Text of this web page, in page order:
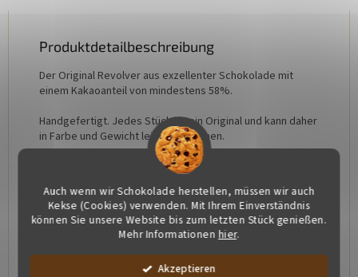
Auch wenn wir Schokolade herstellen, müssen wir auch
Kekse (Cookies) verwenden. Mit Ihrem Einverständnis
können Sie unsere Website bis zum letzten Stück genießen.
Mehr Informationen hier.
Akzeptieren
Produktdetailbeschreibung
Der Original Revolver aus exzellenter Schokolade mit
einem Kakaoanteil von mindestens 58%.
Handgefertigt. Jedes Stück ist ein Original und kann daher
in Farbe und Gewicht leicht abweichen.
Zutaten: Kakao min. 58%, Kakaobutter, Zucker, Emulgator:
Allergene: Sojalecithin
Unsere Schokolade ist frei von Gluten und zugesetzten
Fetten